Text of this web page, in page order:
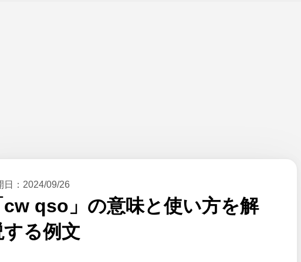
日： 2024/09/26
cw qso」の意味と使い方を解
する例文